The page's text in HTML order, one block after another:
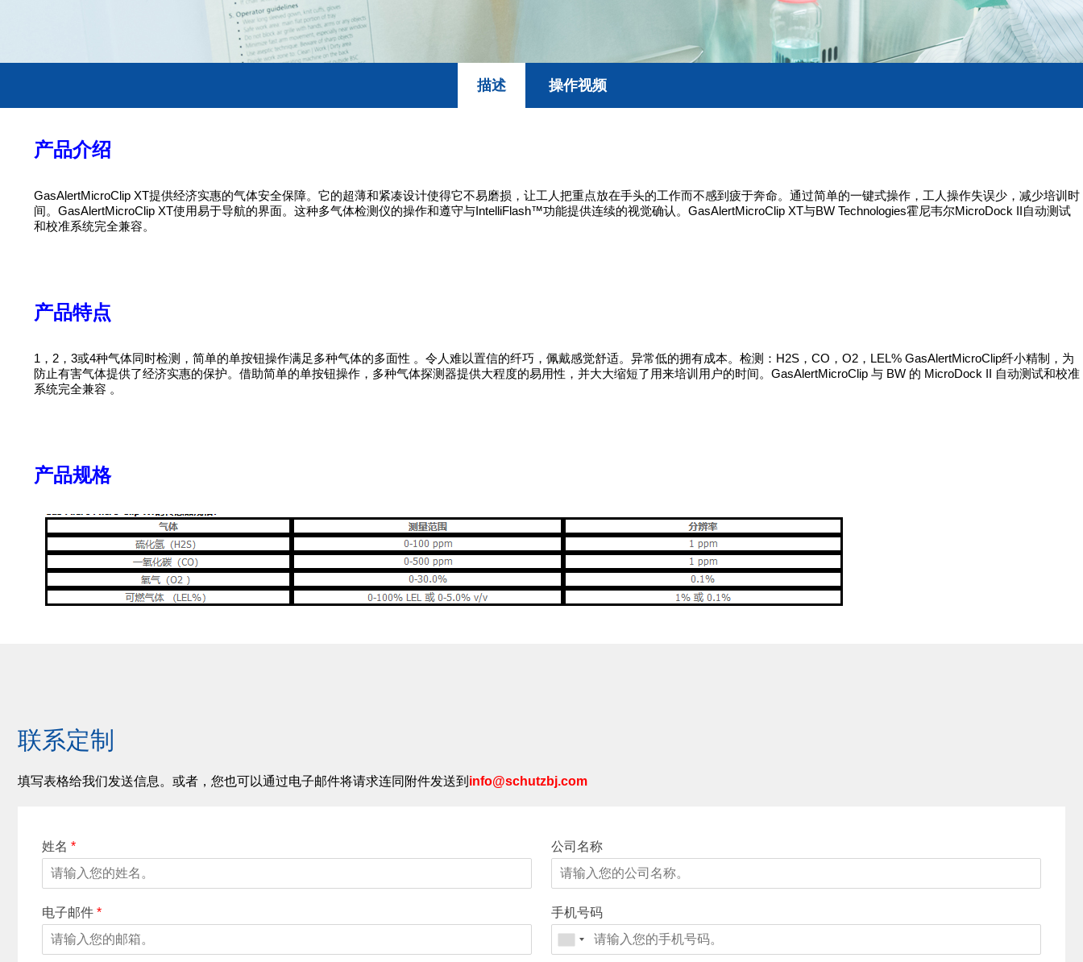
描述 操作视频
产品介绍
GasAlertMicroClip XT提供经济实惠的气体安全保障。它的超薄和紧凑设计使得它不易磨损，让工人把重点放在手头的工作而不感到疲于奔命。通过简单的一键式操作，工人操作失误少，减少培训时
间。GasAlertMicroClip XT使用易于导航的界面。这种多气体检测仪的操作和遵守与IntelliFlash™功能提供连续的视觉确认。GasAlertMicroClip XT与BW Technologies霍尼韦尔MicroDock II自动测试
和校准系统完全兼容。
产品特点
1，2，3或4种气体同时检测，简单的单按钮操作满足多种气体的多面性 。令人难以置信的纤巧，佩戴感觉舒适。异常低的拥有成本。检测：H2S，CO，O2，LEL% GasAlertMicroClip纤小精制，为
防止有害气体提供了经济实惠的保护。借助简单的单按钮操作，多种气体探测器提供大程度的易用性，并大大缩短了用来培训用户的时间。GasAlertMicroClip 与 BW 的 MicroDock II 自动测试和校准
系统完全兼容 。
产品规格
联系定制
填写表格给我们发送信息。或者，您也可以通过电子邮件将请求连同附件发送到 info@schutzbj.com
姓名 * 公司名称
电子邮件 * 手机号码